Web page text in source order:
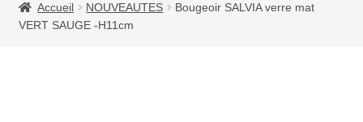
Accueil NOUVEAUTES
Bougeoir SALVIA verre mat
VERT SAUGE -H11cm